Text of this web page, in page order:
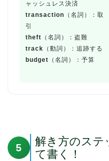
ャッシュレス決済
transaction （名詞）：取
引
theft （名詞）：盗難
track （動詞）：追跡する
budget （名詞）：予算
5
解き方のステ
て書く！